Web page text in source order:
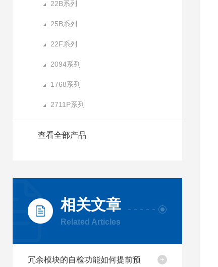
22B系列
25B系列
22F系列
2094系列
1768系列
2711P系列
查看全部产品
相关文章
Related Articles
冗余模块的自检功能如何提前预